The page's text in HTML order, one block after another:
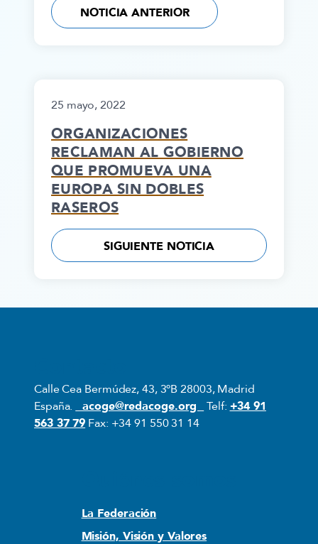
NOTICIA ANTERIOR
25 mayo, 2022
ORGANIZACIONES
RECLAMAN AL GOBIERNO
QUE PROMUEVA UNA
EUROPA SIN DOBLES
RASEROS
SIGUIENTE NOTICIA
Calle Cea Bermúdez, 43, 3ºB 28003, Madrid
España.
acoge@redacoge.org Telf: +34 91
563 37 79 Fax: +34 91 550 31 14
La Federación
Misión, Visión y Valores